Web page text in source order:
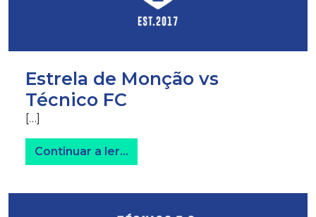
Estrela de Monção vs
Técnico FC
[…]
Continuar a ler…